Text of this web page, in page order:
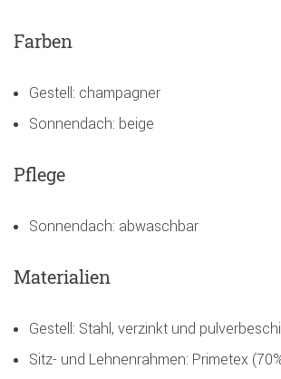
Farben
Gestell: champagner
Sonnendach: beige
Pflege
Sonnendach: abwaschbar
Materialien
Gestell: Stahl, verzinkt und
Sitz- und Lehnenrahmen: Primetex